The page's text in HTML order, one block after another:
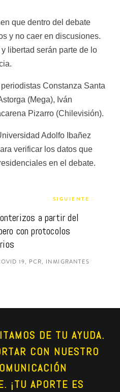
que dentro del debate
y no caer en discusiones.
libertad serán parte de lo
Constanza Santa
(Mega), Iván
Pizarro (Chilevisión).
Adolfo Ibañez
verificar los datos que
en el debate.
SIGUIENTE
a partir del
con protocolos
19, PCR, INMIGRANTES
DE TU AYUDA.
CON NUESTRO
¡TU APORTE ES